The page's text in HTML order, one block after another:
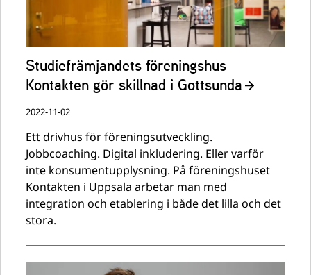
Studiefrämjandets föreningshus
Kontakten gör skillnad i Gottsunda
2022-11-02
Ett drivhus för föreningsutveckling.
Jobbcoaching. Digital inkludering. Eller varför
inte konsumentupplysning. På föreningshuset
Kontakten i Uppsala arbetar man med
integration och etablering i både det lilla och det
stora.